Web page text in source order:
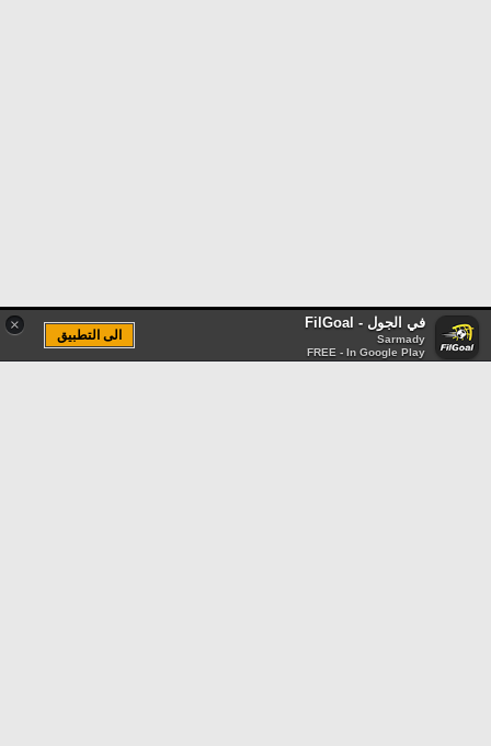
× في الجول - FilGoal
Sarmady
FREE - In Google Play
الى التطبيق